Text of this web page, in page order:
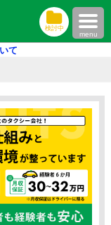
検討中
menu
て